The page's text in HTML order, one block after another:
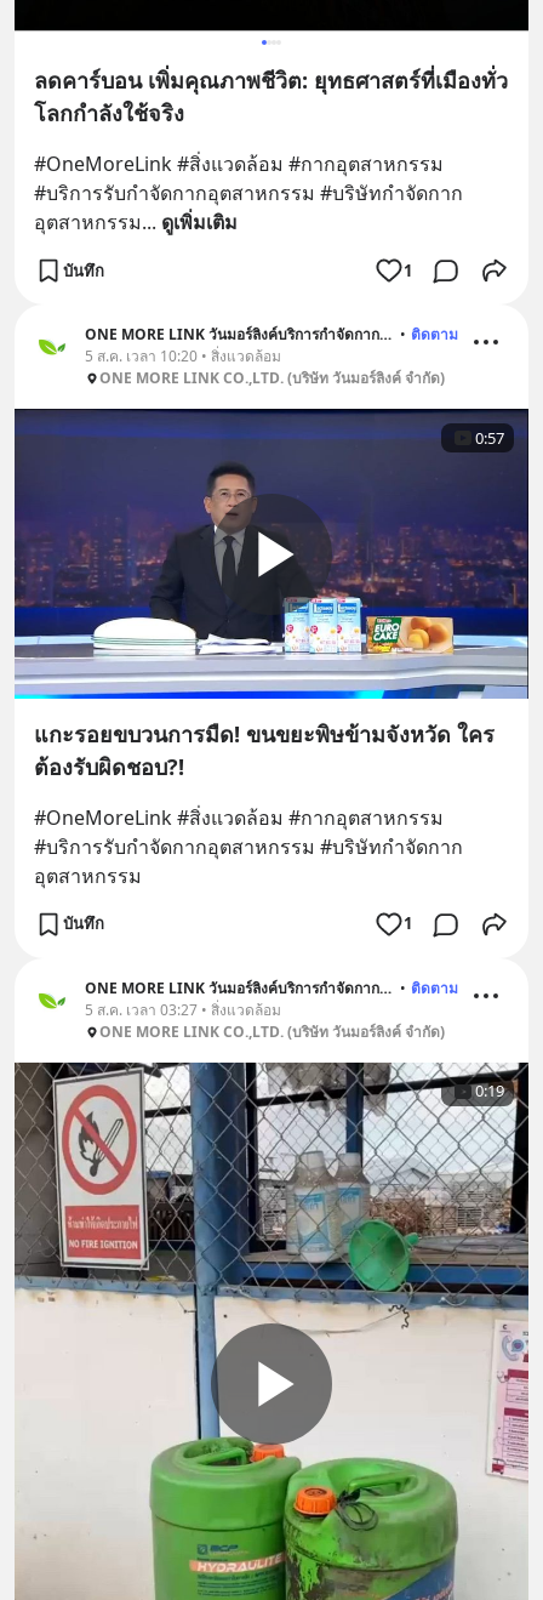
ลดคาร์บอน เพิ่มคุณภาพชีวิต: ยุทธศาสตร์ที่เมืองทั่ว
โลกกำลังใช้จริง
#OneMoreLink #สิ่งแวดล้อม #กากอุตสาหกรรม
#บริการรับกําจัดกากอุตสาหกรรม #บริษัทกำจัดกาก
อุตสาหกรรม... ดูเพิ่มเติม
บันทึก 1
ONE MORE LINK วันมอร์ลิงค์บริการกำจัดกากอุตสาหกรรม • ติดตาม
5 ส.ค. เวลา 10:20 • สิ่งแวดล้อม
ONE MORE LINK CO.,LTD. (บริษัท วันมอร์ลิงค์ จำกัด)
0:57
แกะรอยขบวนการมืด! ขนขยะพิษข้ามจังหวัด ใคร
ต้องรับผิดชอบ?!
#OneMoreLink #สิ่งแวดล้อม #กากอุตสาหกรรม
#บริการรับกําจัดกากอุตสาหกรรม #บริษัทกำจัดกาก
อุตสาหกรรม
บันทึก 1
ONE MORE LINK วันมอร์ลิงค์บริการกำจัดกากอุตสาหกรรม • ติดตาม
5 ส.ค. เวลา 03:27 • สิ่งแวดล้อม
ONE MORE LINK CO.,LTD. (บริษัท วันมอร์ลิงค์ จำกัด)
0:19